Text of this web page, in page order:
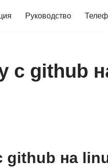
Руководство
с github
github на